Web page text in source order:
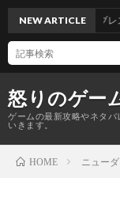
怒りのゲー
ゲームの最新攻略やネタ
いきます。
NEW ARTICLE【ブレスオブ
HOME ニュー